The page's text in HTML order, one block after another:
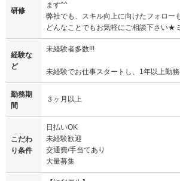
研修
ます^^
弊社でも、スキル向上に向けたフォロー
どんなことでもお気軽にご相談下さい★ミ
経験な
ど
未経験者多数!!!
未経験でお仕事スタートし、1年以上勤
勤務期
間
３ヶ月以上
こだわ
り条件
日払いOK
未経験歓迎
交通費/手当てあり
大量募集